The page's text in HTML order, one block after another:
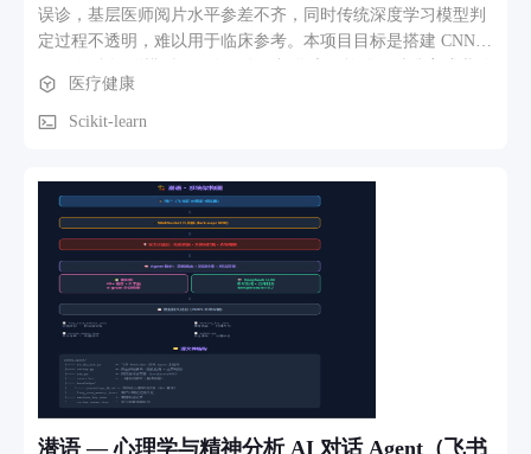
误诊，基层医师阅片水平参差不齐，同时传统深度学习模型判
定过程不透明，难以用于临床参考。本项目目标是搭建 CNN-
病理图像良恶性判定，通过热力图直观标注病灶区域，打造轻
量化 AI 辅助诊断工具，提升病理筛查效率，为医护人员提供
像上传预处理模块，支持本地病理图片读取、尺寸归一化、像
素标准化；二是 AI 模型推理模块，加载训练完成的 CNN-RNN
模型，快速完成良恶性分类并输出置信概率；三是 Grad-CAM
热力可视化模块，反向计算特征权重，生成病灶高亮热力图；
四是交互展示模块，分区呈现原图、热力图、预测结果与运行
进度，界面简洁易上手，无需编程基础即可操作。 3、业务流
程、功能路径描述 完整使用路径：打开软件主界面→点击上传
按钮选中本地病理图像，系统自动完成图片预处理→后台调用
AI 模型进行特征提取与推理运算，同步计算热力图层→界面左
侧展示原始病理图，右侧实时加载病灶热力图，底部显示良性
医疗健康
Scikit-learn
潜语 — 心理学与精神分析 AI 对话 Agent（飞书